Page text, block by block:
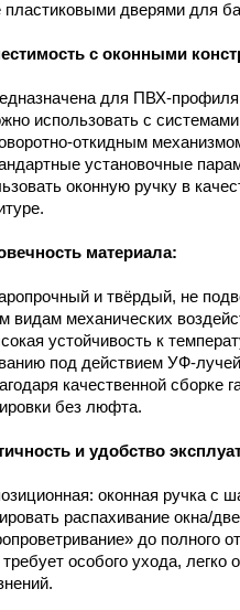
пластиковыми дверями для
с оконными
для ПВХ-профиля
использовать с
откидным
установочные
оконную ручку в
материала:
и твёрдый, не
видам механических
устойчивость к
под действием УФ-
качественной сборке
без люфта.
и удобство
оконная ручка с
распахивание окна/
до полного
особого ухода, легко